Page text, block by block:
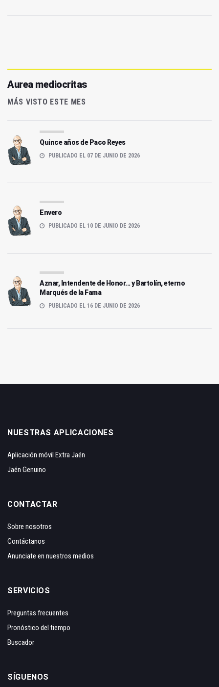
Aurea mediocritas
MÁS VISTO ESTE MES
Quince años de Paco Reyes
PUBLICADO EL 07 DE JUNIO DE 2026
Envero
PUBLICADO EL 10 DE JUNIO DE 2026
Aznar, Intendente de Honor... y Bartolín, eterno
Marqués de la Fama
PUBLICADO EL 16 DE JUNIO DE 2026
NUESTRAS APLICACIONES
Aplicación móvil Extra Jaén
Jaén Genuino
CONTACTAR
Sobre nosotros
Contáctanos
Anunciate en nuestros medios
SERVICIOS
Preguntas frecuentes
Pronóstico del tiempo
Buscador
SÍGUENOS